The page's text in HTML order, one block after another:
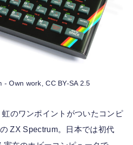
- Own work, CC BY-SA 2.5
のワンポイントがついたコンピ
ZX Spectrum。日本では初代